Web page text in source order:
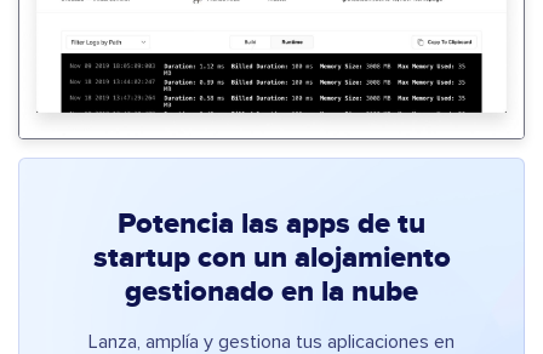
Potencia las apps de tu
startup con un alojamiento
gestionado en la nube
Lanza, amplía y gestiona tus aplicaciones en